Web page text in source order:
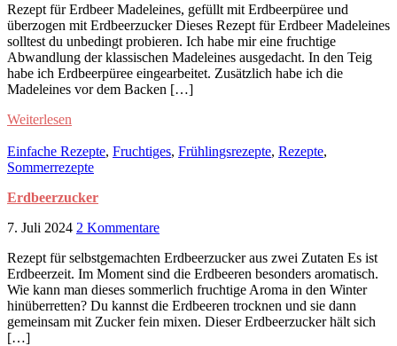
Rezept für Erdbeer Madeleines, gefüllt mit Erdbeerpüree und
überzogen mit Erdbeerzucker Dieses Rezept für Erdbeer Madeleines
solltest du unbedingt probieren. Ich habe mir eine fruchtige
Abwandlung der klassischen Madeleines ausgedacht. In den Teig
habe ich Erdbeerpüree eingearbeitet. Zusätzlich habe ich die
Madeleines vor dem Backen […]
Weiterlesen
Einfache Rezepte, Fruchtiges, Frühlingsrezepte, Rezepte,
Sommerrezepte
Erdbeerzucker
7. Juli 2024 2 Kommentare
Rezept für selbstgemachten Erdbeerzucker aus zwei Zutaten Es ist
Erdbeerzeit. Im Moment sind die Erdbeeren besonders aromatisch.
Wie kann man dieses sommerlich fruchtige Aroma in den Winter
hinüberretten? Du kannst die Erdbeeren trocknen und sie dann
gemeinsam mit Zucker fein mixen. Dieser Erdbeerzucker hält sich
[…]